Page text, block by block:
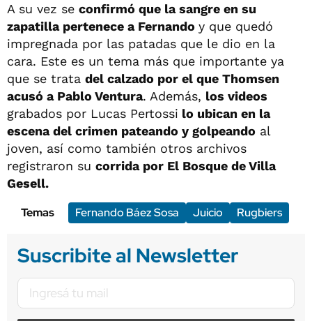
A su vez se confirmó que la sangre en su
zapatilla pertenece a Fernando y que quedó
impregnada por las patadas que le dio en la
cara. Este es un tema más que importante ya
que se trata del calzado por el que Thomsen
acusó a Pablo Ventura. Además, los videos
grabados por Lucas Pertossi lo ubican en la
escena del crimen pateando y golpeando al
joven, así como también otros archivos
registraron su corrida por El Bosque de Villa
Gesell.
Temas
Fernando Báez Sosa Juicio Rugbiers
Suscribite al Newsletter